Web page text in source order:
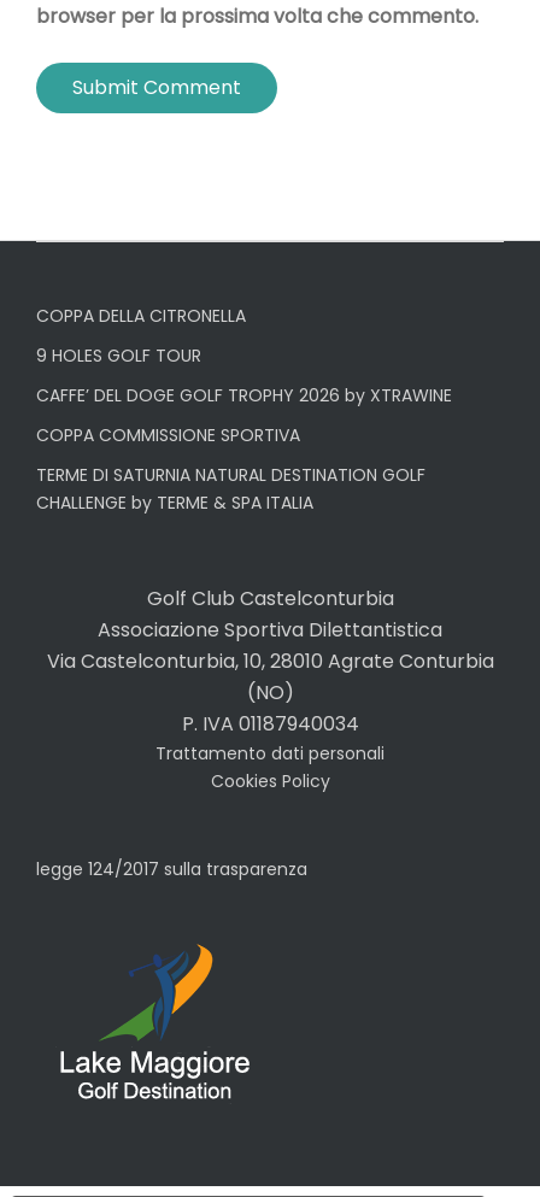
browser per la prossima volta che commento.
COPPA DELLA CITRONELLA
9 HOLES GOLF TOUR
CAFFE’ DEL DOGE GOLF TROPHY 2026 by XTRAWINE
COPPA COMMISSIONE SPORTIVA
TERME DI SATURNIA NATURAL DESTINATION GOLF
CHALLENGE by TERME & SPA ITALIA
Golf Club Castelconturbia
Associazione Sportiva Dilettantistica
Via Castelconturbia, 10, 28010 Agrate Conturbia
(NO)
P. IVA 01187940034
Trattamento dati personali
Cookies Policy
legge 124/2017 sulla trasparenza